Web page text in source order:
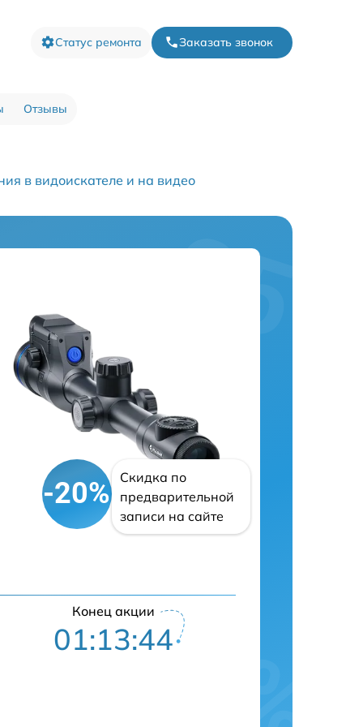
Статус ремонта Заказать звонок
Отзывы
в видоискателе и на видео
-20%
Скидка по
предварительной
записи на сайте
Конец акции
01:13:43